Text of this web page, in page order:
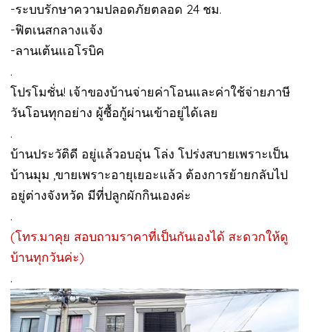
-ระบบรักษาความปลอดภัยตลอด 24 ชม.
-ฟิตเนสกลางแจ้ง
-ลานเต้นแอโรบิค
.
โปรโมชั่น! เจ้าของบ้านจ่ายค่าโอนและค่าใช้จ่ายภาษี
วันโอนทุกอย่าง ผู้ซื้อกู้ผ่านเข้าอยู่ได้เลย
.
บ้านประวัติดี อยู่แล้วอบอุ่น โล่ง โปร่งสบายเพราะเป็น
บ้านมุม ,ขายเพราะอายุเยอะแล้ว ต้องการย้ายกลับไป
อยู่ต่างจังหวัด มีที่ปลูกผักกินเองค่ะ
.
(โทร.มาคุย สอบถามราคาที่เป็นกันเองได้ สะดวกให้ดู
บ้านทุกวันค่ะ)
.